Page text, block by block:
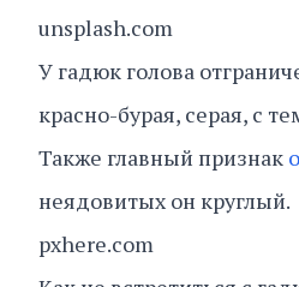
unsplash.com
У гадюк голова
красно-бурая, серая, с
Также главный признак
неядовитых он круглый.
pxhere.com